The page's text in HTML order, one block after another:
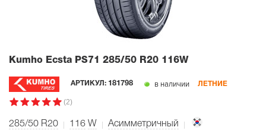
Kumho Ecsta PS71 285/50 R20 116W
АРТИКУЛ: 181798 в наличии ЛЕТНИЕ
(2)
285/50 R20 116 W Асимметричный